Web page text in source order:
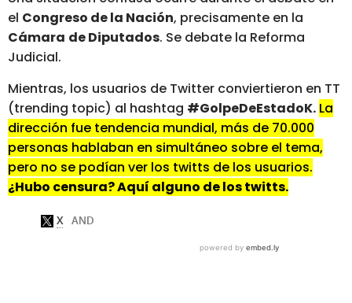
el Congreso de la Nación, precisamente en la
Cámara de Diputados. Se debate la Reforma
Judicial.
Mientras, los usuarios de Twitter conviertieron en TT
(trending topic) al hashtag #GolpeDeEstadoK. La
dirección fue tendencia mundial, más de 70.000
personas hablaban en simultáneo sobre el tema,
pero no se podían ver los twitts de los usuarios.
¿Hubo censura? Aquí alguno de los twitts.